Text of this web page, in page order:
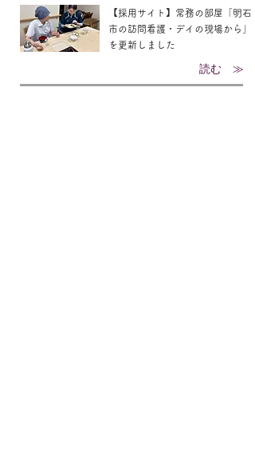
【採用サイト】常務の部屋「明石
市の訪問看護・デイの現場から」
を更新しました
読む ≫